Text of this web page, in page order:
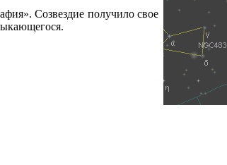
Созвездие получило свое